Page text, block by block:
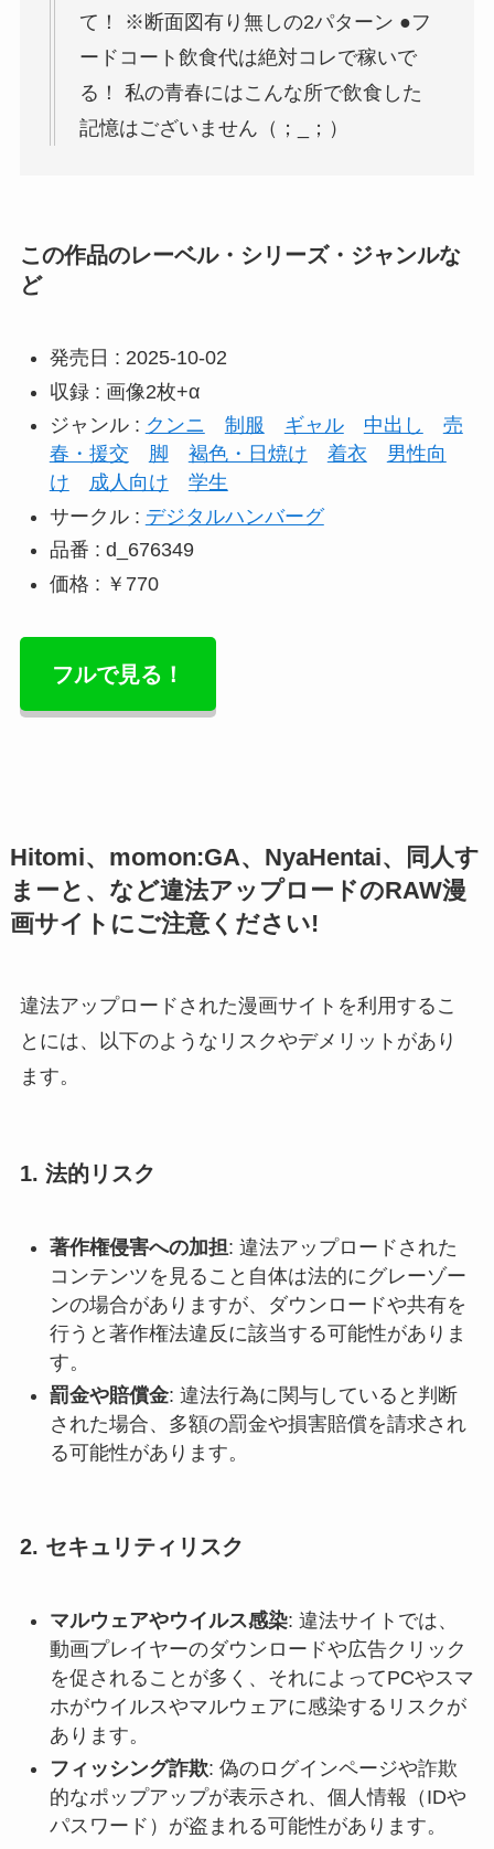
て！ ※断面図有り無しの2パターン ●フ
ードコート飲食代は絶対コレで稼いで
る！ 私の青春にはこんな所で飲食した
記憶はございません（；_；）
この作品のレーベル・シリーズ・ジャンルな
ど
発売日 : 2025-10-02
収録 : 画像2枚+α
ジャンル : クンニ 制服 ギャル 中出し
売
春・援交
脚 褐色・日焼け 着衣
男性向
け
成人向け
学生
サークル : デジタルハンバーグ
品番 : d_676349
価格 : ￥770
フルで見る！
Hitomi、momon:GA、NyaHentai、同人す
まーと、など違法アップロードのRAW漫
画サイトにご注意ください!
違法アップロードされた漫画サイトを利用するこ
とには、以下のようなリスクやデメリットがあり
ます。
1. 法的リスク
著作権侵害への加担: 違法アップロードされた
コンテンツを見ること自体は法的にグレーゾー
ンの場合がありますが、ダウンロードや共有を
行うと著作権法違反に該当する可能性がありま
す。
罰金や賠償金: 違法行為に関与していると判断
された場合、多額の罰金や損害賠償を請求され
る可能性があります。
2. セキュリティリスク
マルウェアやウイルス感染: 違法サイトでは、
動画プレイヤーのダウンロードや広告クリック
を促されることが多く、それによってPCやスマ
ホがウイルスやマルウェアに感染するリスクが
あります。
フィッシング詐欺: 偽のログインページや詐欺
的なポップアップが表示され、個人情報（IDや
パスワード）が盗まれる可能性があります。